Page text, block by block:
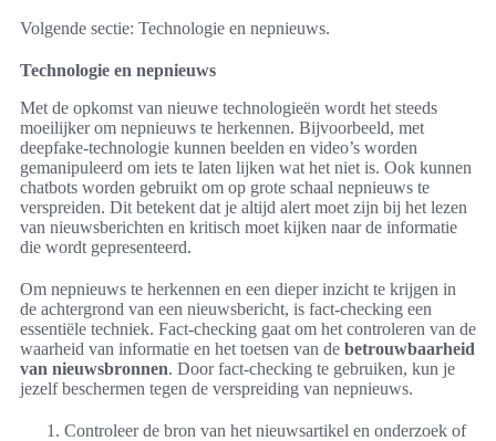
Volgende sectie: Technologie en nepnieuws.
Technologie en nepnieuws
Met de opkomst van nieuwe technologieën wordt het steeds
moeilijker om nepnieuws te herkennen. Bijvoorbeeld, met
deepfake-technologie kunnen beelden en video’s worden
gemanipuleerd om iets te laten lijken wat het niet is. Ook kunnen
chatbots worden gebruikt om op grote schaal nepnieuws te
verspreiden. Dit betekent dat je altijd alert moet zijn bij het lezen
van nieuwsberichten en kritisch moet kijken naar de informatie
die wordt gepresenteerd.
Om nepnieuws te herkennen en een dieper inzicht te krijgen in
de achtergrond van een nieuwsbericht, is fact-checking een
essentiële techniek. Fact-checking gaat om het controleren van de
waarheid van informatie en het toetsen van de betrouwbaarheid
van nieuwsbronnen. Door fact-checking te gebruiken, kun je
jezelf beschermen tegen de verspreiding van nepnieuws.
Controleer de bron van het nieuwsartikel en onderzoek of